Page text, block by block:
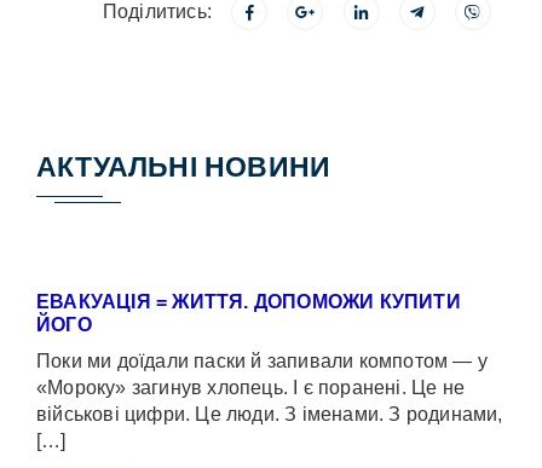
Поділитись:
АКТУАЛЬНІ НОВИНИ
ЕВАКУАЦІЯ = ЖИТТЯ. ДОПОМОЖИ КУПИТИ
ЙОГО
Поки ми доїдали паски й запивали компотом — у
«Мороку» загинув хлопець. І є поранені. Це не
військові цифри. Це люди. З іменами. З родинами,
[…]